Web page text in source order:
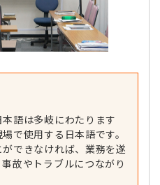
語は多岐にわたります
で使用する日本語です。
できなければ、業務を遂
故やトラブルにつながり